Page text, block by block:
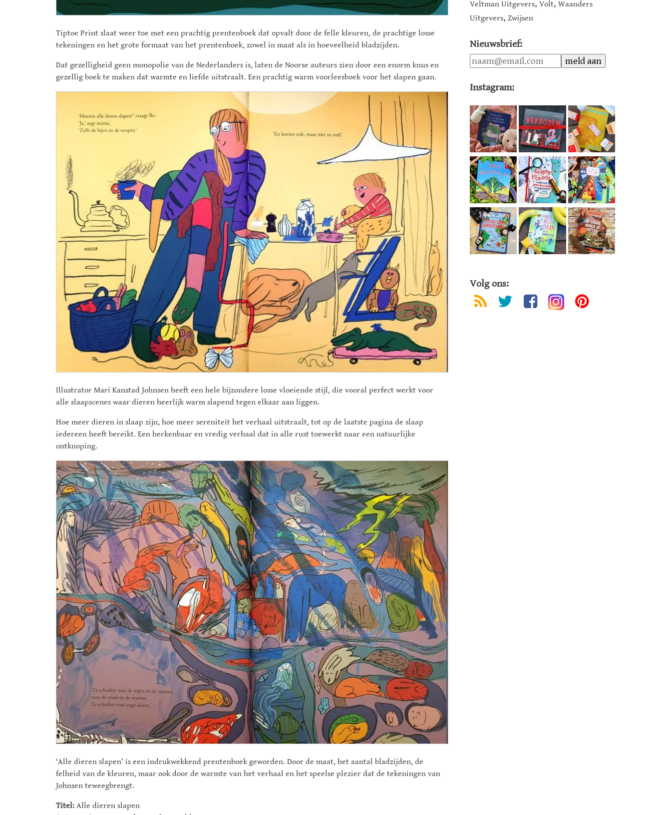
Tiptoe Print slaat weer toe met een prachtig prentenboek dat opvalt door de felle kleuren, de prachtige losse
tekeningen en het grote formaat van het prentenboek, zowel in maat als in hoeveelheid bladzijden.
Dat gezelligheid geen monopolie van de Nederlanders is, laten de Noorse auteurs zien door een enorm knus en
gezellig boek te maken dat warmte en liefde uitstraalt. Een prachtig warm voorleesboek voor het slapen gaan.
Illustrator Mari Kanstad Johnsen heeft een hele bijzondere losse vloeiende stijl, die vooral perfect werkt voor
alle slaapscenes waar dieren heerlijk warm slapend tegen elkaar aan liggen.
Hoe meer dieren in slaap zijn, hoe meer sereniteit het verhaal uitstraalt, tot op de laatste pagina de slaap
iedereen heeft bereikt. Een herkenbaar en vredig verhaal dat in alle rust toewerkt naar een natuurlijke
ontknoping.
‘Alle dieren slapen’ is een indrukwekkend prentenboek geworden. Door de maat, het aantal bladzijden, de
felheid van de kleuren, maar ook door de warmte van het verhaal en het speelse plezier dat de tekeningen van
Johnsen teweegbrengt.
Titel: Alle dieren slapen
Veltman Uitgevers, Volt, Waanders
Uitgevers, Zwijsen
Nieuwsbrief:
Instagram:
Volg ons: